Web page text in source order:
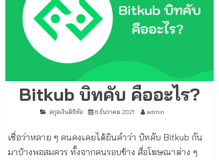
Bitkub บิทคับ คืออะไร?
สกุลเงินดิจิทัล 8 ธันวาคม 2021 admin
เชื่อว่าหลาย ๆ คนคงเคยได้ยินคำว่า บิทคับ Bitkub กัน
มาบ้างพอสมควร ทั้งจากคนรอบข้าง สื่อโฆษณาต่าง ๆ